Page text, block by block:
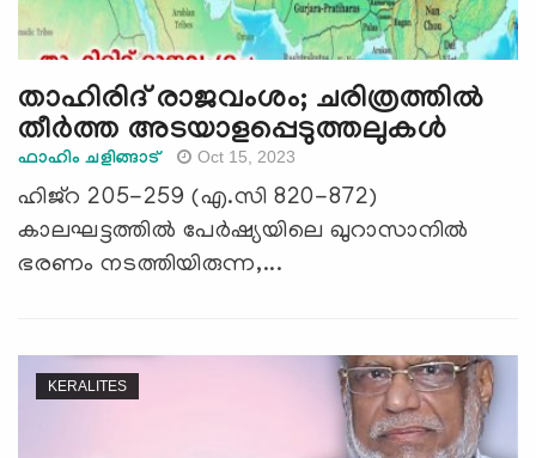
താഹിരിദ് രാജവംശം; ചരിത്രത്തില്‍
തീര്‍ത്ത അടയാളപ്പെടുത്തലുകള്‍
ഫാഹിം ചളിങ്ങാട് Oct 15, 2023
ഹിജ്‌റ 205-259 (എ.സി 820-872)
കാലഘട്ടത്തില്‍ പേര്‍ഷ്യയിലെ ഖുറാസാനില്‍
ഭരണം നടത്തിയിരുന്ന,...
KERALITES